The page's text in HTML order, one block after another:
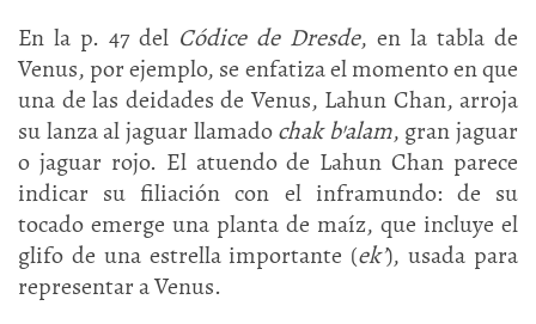
En la p. 47 del Códice de Dresde, en la tabla de
Venus, por ejemplo, se enfatiza el momento en que
una de las deidades de Venus, Lahun Chan, arroja
su lanza al jaguar llamadochak b’alam, gran jaguar
o jaguar rojo. El atuendo de Lahun Chan parece
indicar su filiación con el inframundo: de su
tocado emerge una planta de maíz, que incluye el
glifo de una estrella importante (ek’), usada para
representar a Venus.